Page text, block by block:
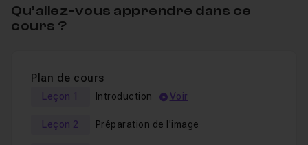
Tous les fichiers sources vous sont fournis.
réalisable par toutes les personnes qui connaissent les
bases des logiciels Affinity ouPhotoshop
intermédiaire).
Qu’allez-vous apprendre dans ce
cours ?
Plan de cours
Leçon 1 Introduction Voir
Leçon 2 Préparation de l'image